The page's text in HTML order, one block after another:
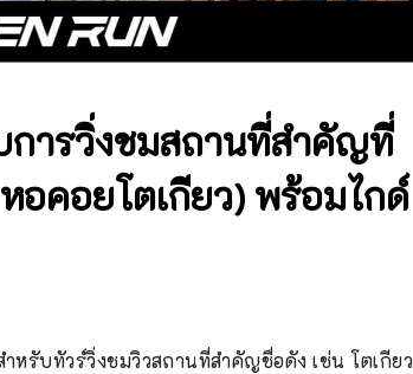
การวิ่งชมสถานที่สำคัญที่
อคอยโตเกียว) พร้อมไกด์
หรับทัวร์วิ่งชมวิวสถานที่สำคัญชื่อดัง เช่น โตเกียว